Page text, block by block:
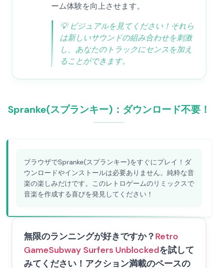
ーム体験を向上させます。
💡 ビジュアルを見てください！それら
は新しいサウンドの組み合わせを刺激
し、あなたのトラックにセンスを加え
ることができます。
Spranke(スプランキー)：ダウンロード不要！
ブラウザでSpranke(スプランキー)をすぐにプレイ！ダ
ウンロードやインストールは必要ありません。純粋な音
楽の楽しみだけです。このレトロゲームのリミックスで
音楽を作成する喜びを発見してください！
無限のランニングが好きですか？ Retro
GameSubway Surfers Unblockedを試して
みてください！アクション満載のペースの